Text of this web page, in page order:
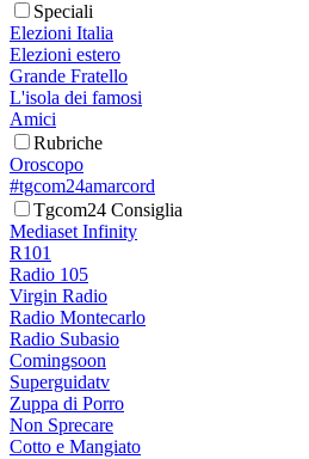
Speciali
Elezioni Italia
Elezioni estero
Grande Fratello
L'isola dei famosi
Amici
Rubriche
Oroscopo
#tgcom24amarcord
Tgcom24 Consiglia
Mediaset Infinity
R101
Radio 105
Virgin Radio
Radio Montecarlo
Radio Subasio
Comingsoon
Superguidatv
Zuppa di Porro
Non Sprecare
Cotto e Mangiato